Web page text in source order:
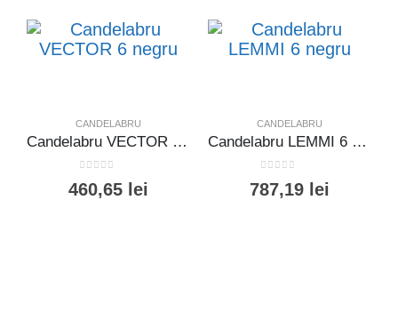
CANDELABRU
Candelabru VECTOR 6 negru
460,65 lei
CANDELABRU
Candelabru LEMMI 6 negru
787,19 lei